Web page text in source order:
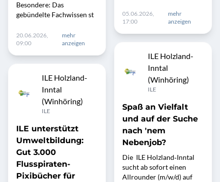
Besondere: Das
gebündelte Fachwissen st
20.06.2026,
09:00
mehr
anzeigen
ILE Holzland-
Inntal
(Winhöring)
ILE
ILE unterstützt
Umweltbildung:
Gut 3.000
Flusspiraten-
Pixibücher für
05.06.2026,
17:00
mehr
anzeigen
ILE Holzland-
Inntal
(Winhöring)
ILE
Spaß an Vielfalt
und auf der Suche
nach 'nem
Nebenjob?
Die ILE Holzland‑Inntal
sucht ab sofort einen
Allrounder (m/w/d) auf